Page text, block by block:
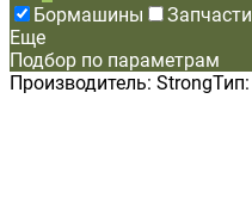
Бормашины
Запчасти
Еще
Подбор по параметрам
Производитель: StrongТип: